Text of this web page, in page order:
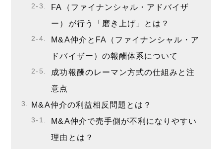
FA（ファイナンシャル・アドバイザ
ー）が行う「磨き上げ」とは？
M&A仲介とFA（ファイナンシャル・ア
ドバイザー）の報酬体系について
成功報酬のレーマン方式の仕組みと注
意点
M&A仲介の利益相反問題とは？
M&A仲介で売手側が不利になりやすい
理由とは？